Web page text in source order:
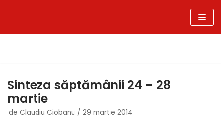
Sinteza săptămânii 24 – 28
martie
de Claudiu Ciobanu 29 martie 2014